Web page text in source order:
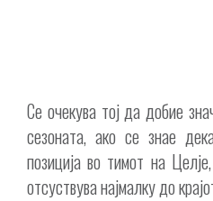
Се очекува тој да добие
сезоната, ако се знае
позиција во тимот на
отсуствува најмалку до